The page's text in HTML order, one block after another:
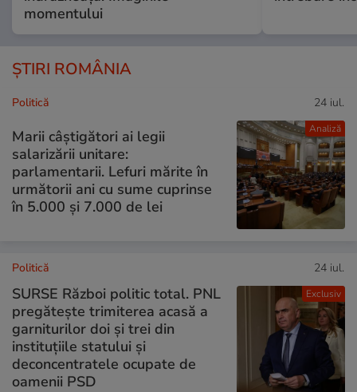
momentului
ȘTIRI ROMÂNIA
Analiză
Politică 24 iul.
Marii câștigători ai legii
salarizării unitare:
parlamentarii. Lefuri mărite în
următorii ani cu sume cuprinse
în 5.000 și 7.000 de lei
Exclusiv
Politică 24 iul.
SURSE Război politic total. PNL
pregătește trimiterea acasă a
garniturilor doi și trei din
instituțiile statului și
deconcentratele ocupate de
oamenii PSD